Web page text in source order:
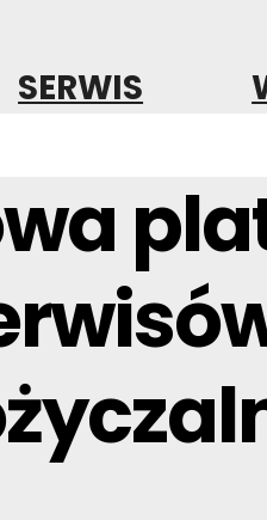
SERWIS